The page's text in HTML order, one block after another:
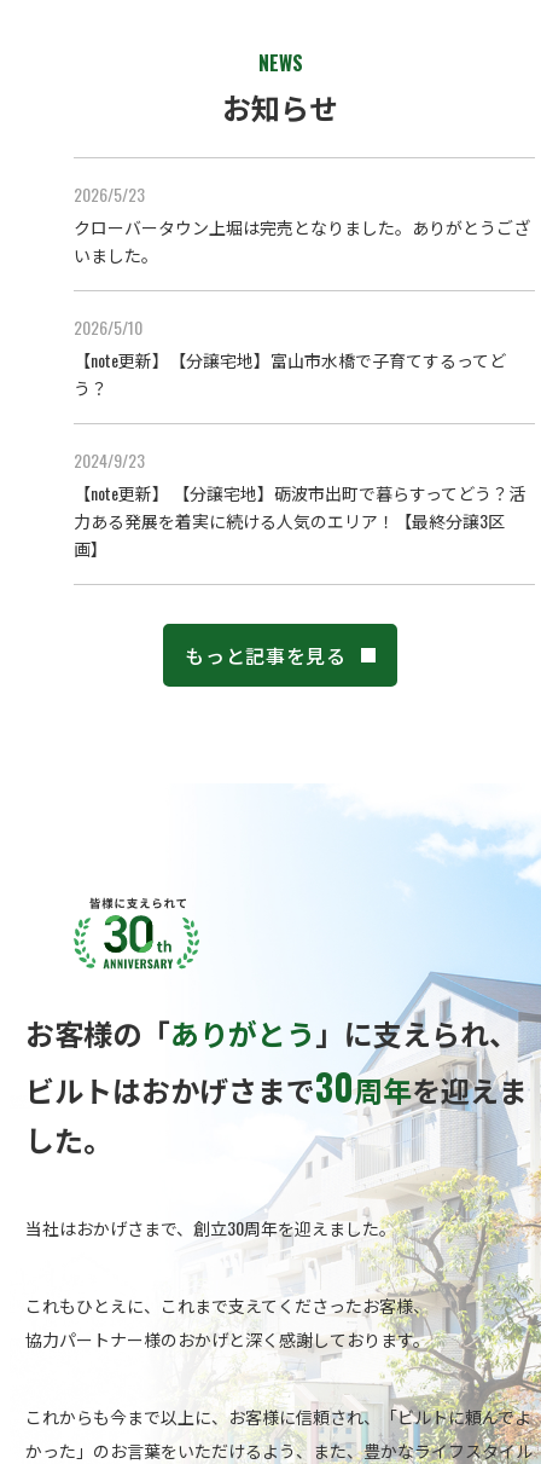
NEWS
お知らせ
2026/5/23
クローバータウン上堀は完売となりました。ありがとうござ
いました。
2026/5/10
【note更新】【分譲宅地】富山市水橋で子育てするってど
う？
2024/9/23
【note更新】 【分譲宅地】砺波市出町で暮らすってどう？活
力ある発展を着実に続ける人気のエリア！【最終分譲3区
画】
もっと記事を見る
お客様の「ありがとう 」に支えられ、
ビルトはおかげさまで30周年を迎えま
した。
当社はおかげさまで、創立30周年を迎えました。
これもひとえに、これまで支えてくださったお客様、
協力パートナー様のおかげと深く感謝しております。
これからも今まで以上に、お客様に信頼され、
「ビルトに頼んでよ
かった」のお言葉をいただけるよう、 また、豊かなライフスタイル